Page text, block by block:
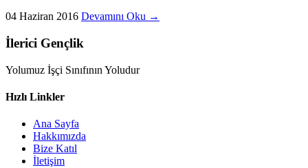
04 Haziran 2016 Devamını Oku →
İlerici Gençlik
Yolumuz İşçi Sınıfının Yoludur
Hızlı Linkler
Ana Sayfa
Hakkımızda
Bize Katıl
İletişim